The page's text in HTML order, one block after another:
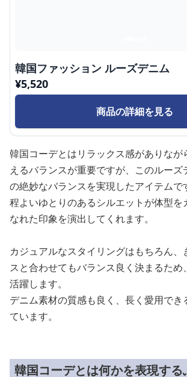
韓国ファッション ルーズデニム
¥5,520
商品の詳細を見る
韓国コーデとはリラックス感がありなが
えるバランスが重要ですが、このルーズ
の絶妙なバランスを実現したアイテムで
程よいゆとりのあるシルエットが体型を
なれた印象を演出してくれます。
カジュアルなスタイリングはもちろん
スと合わせてもバランス良く決まるため
活躍します。
デニム素材の質感も良く、長く愛用でき
ています。
韓国コーデとは何かを表現する